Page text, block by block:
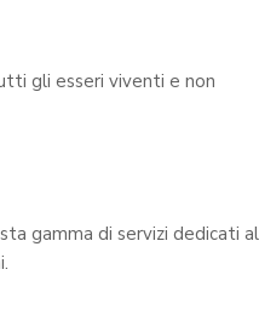
gli esseri viventi e non
gamma di servizi dedicati al